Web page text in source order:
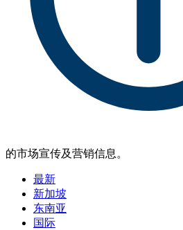
的市场宣传及营销信息。
最新
新加坡
东南亚
国际